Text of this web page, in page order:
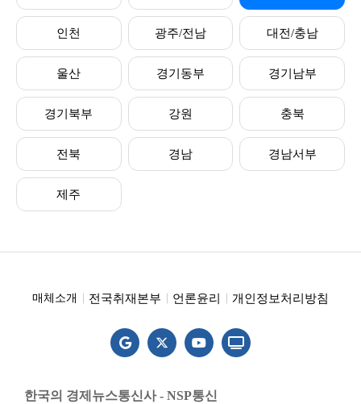
인천 광주/전남 대전/충남
울산 경기동부 경기남부
경기북부 강원 충북
전북 경남 경남서부
제주
매체소개 전국취재본부 언론윤리 개인정보처리방침
한국의 경제뉴스통신사 - NSP통신